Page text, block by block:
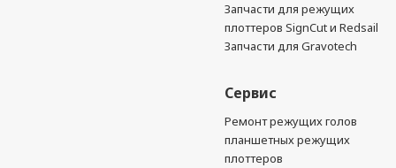
Запчасти для режущих
плоттеров SignCut и Redsail
Запчасти для Gravotech
Сервис
Ремонт режущих голов
планшетных режущих
плоттеров